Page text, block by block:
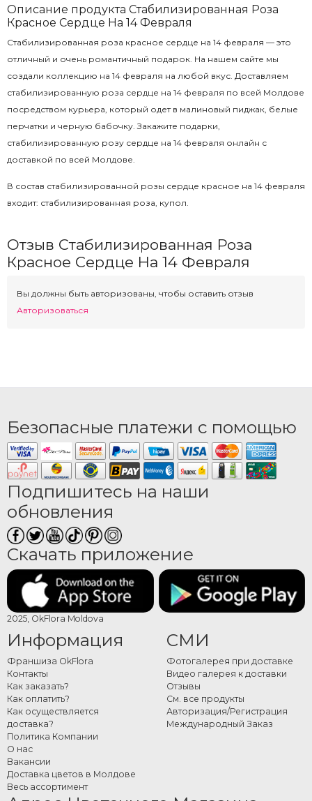
Описание продукта Стабилизированная Роза
Красное Сердце На 14 Февраля
Стабилизированная роза красное сердце на 14 февраля — это
отличный и очень романтичный подарок. На нашем сайте мы
создали коллекцию на 14 февраля на любой вкус. Доставляем
стабилизированную роза сердце на 14 февраля по всей Молдове
посредством курьера, который одет в малиновый пиджак, белые
перчатки и черную бабочку. Закажите подарки,
стабилизированную розу сердце на 14 февраля онлайн с
доставкой по всей Молдове.
В состав стабилизированной розы сердце красное на 14 февраля
входит: стабилизированная роза, купол.
Отзыв Стабилизированная Роза
Красное Сердце На 14 Февраля
Вы должны быть авторизованы, чтобы оставить отзыв
Авторизоваться
Безопасные платежи с помощью
Подпишитесь на наши
обновления
Скачать приложение
2025, OkFlora Moldova
Информация
Франшиза OkFlora
Контакты
Как заказать?
Как оплатить?
Как осуществляется
доставка?
Политика Компании
О нас
Вакансии
Доставка цветов в Молдове
Весь ассортимент
СМИ
Фотогалерея при доставке
Видео галерея к доставки
Отзывы
См. все продукты
Авторизация/Регистрация
Международный Заказ